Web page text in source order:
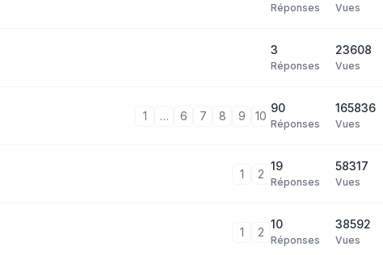
Réponses Vues
3
Réponses
23608
Vues
1 … 6 7 8 9 10
90
Réponses
165836
Vues
1 2
19
Réponses
58317
Vues
1 2
10
Réponses
38592
Vues